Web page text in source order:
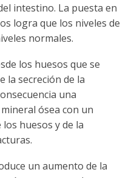
intestino. La puesta en
logra que los niveles de
normales.
los huesos que se
la secreción de la
una
ósea con un
huesos y de la
un aumento de la